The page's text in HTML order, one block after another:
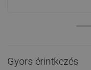
Gyors érintkezés